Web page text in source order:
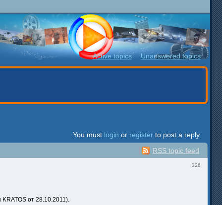
Active topics Unanswered topics
You must login or register to post a reply
RSS topic feed
326
от 28.10.2011).